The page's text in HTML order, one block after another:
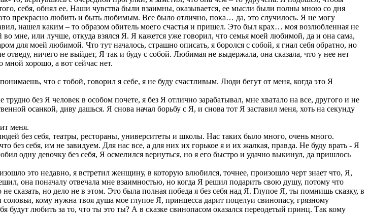
себя, обнял ее. Наши чувства были взаимны, оказывается, ее мысли были полны мною со дня
прекрасно любить и быть любимым. Все было отлично, пока… да, это случилось. Я не могу
нашел каким – то образом обитель моего счастья и пришел. Это был крах… моя возлюбленная не
во мне, или лучше, откуда взялся Я. Я кажется уже говорил, что семья моей любимой, да и она сама,
для моей любимой. Что тут началось, страшно описать, я боролся с собой, я гнал себя обратно, но
отведу, ничего не выйдет, Я так и буду с собой. Любимая не выдержала, она сказала, что у нее нет
хорошо, а вот сейчас нет.
что с тобой, говорил я себе, я не буду счастливым. Люди бегут от меня, когда это Я
без Я человек в особом почете, я без Я отлично зарабатывал, мне хватало на все, другого и не
осанкой, диву дашься. Я снова начал борьбу с Я, и снова тот Я заставил меня, хоть на секунду
меня.
без себя, театры, рестораны, университеты и школы. Нас таких было много, очень много.
без себя, им не завидуем. Для нас все, а для них их горькое я и их жалкая, правда. Не буду врать - Я
одну девочку без себя, Я осмелился вернуться, но я его быстро и удачно выкинул, да пришлось
это недавно, я встретил женщину, в которую влюбился, точнее, произошло черт знает что, Я,
она поначалу отвечала мне взаимностью, но когда Я решил подарить свою душу, потому что
сказать, но дело не в этом. Это была полная победа я без себя над Я. Глупое Я, ты помнишь сказку, в
кому нужна твоя душа мое глупое Я, принцесса дарит поцелуи свинопасу, грязному
любить за то, что ты это ты? А в сказке свинопасом оказался переодетый принц. Так кому